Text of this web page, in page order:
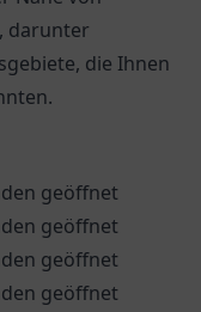
darunter
die Ihnen
geöffnet
geöffnet
geöffnet
geöffnet